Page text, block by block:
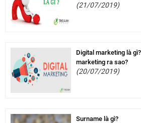
(21/07/2019)
Digital marketing là
marketing ra sao?
(20/07/2019)
Surname là gì?